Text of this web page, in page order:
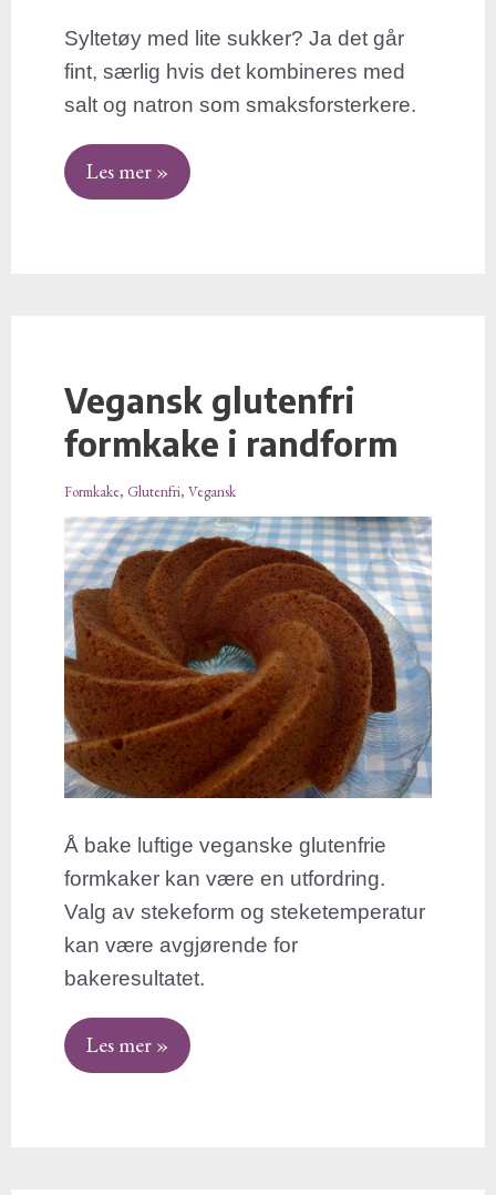
Syltetøy med lite sukker? Ja det går
fint, særlig hvis det kombineres med
salt og natron som smaksforsterkere.
Les mer »
Vegansk glutenfri
formkake i randform
Formkake, Glutenfri, Vegansk
Å bake luftige veganske glutenfrie
formkaker kan være en utfordring.
Valg av stekeform og steketemperatur
kan være avgjørende for
bakeresultatet.
Vegansk
glutenfri
formkake
i
randform
Les mer »